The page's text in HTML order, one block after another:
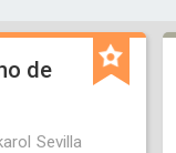
de
Sevilla